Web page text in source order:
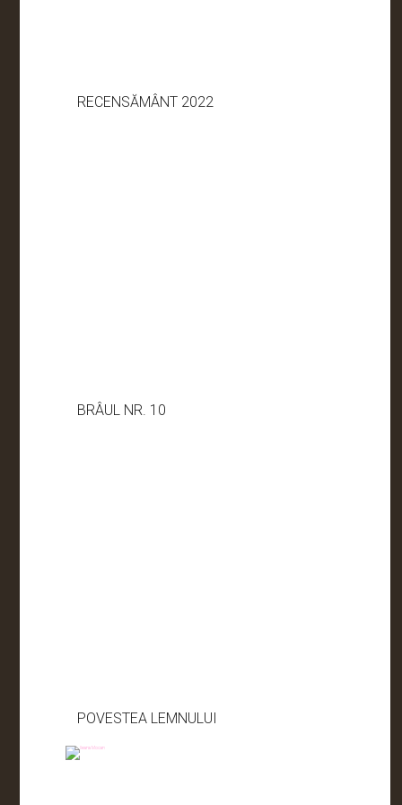
RECENSĂMÂNT 2022
BRÂUL NR. 10
POVESTEA LEMNULUI